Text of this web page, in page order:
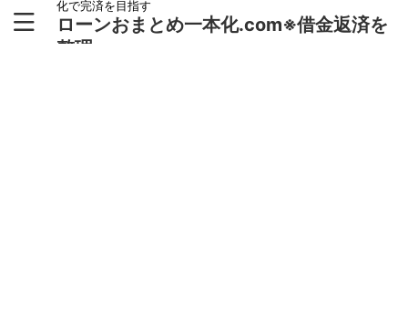
化で完済を目指す
ローンおまとめ一本化.com※借金返済を
整理